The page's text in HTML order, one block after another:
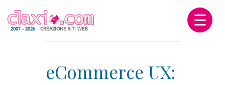
2007 - 2026 CREAZIONE SITI WEB ☰